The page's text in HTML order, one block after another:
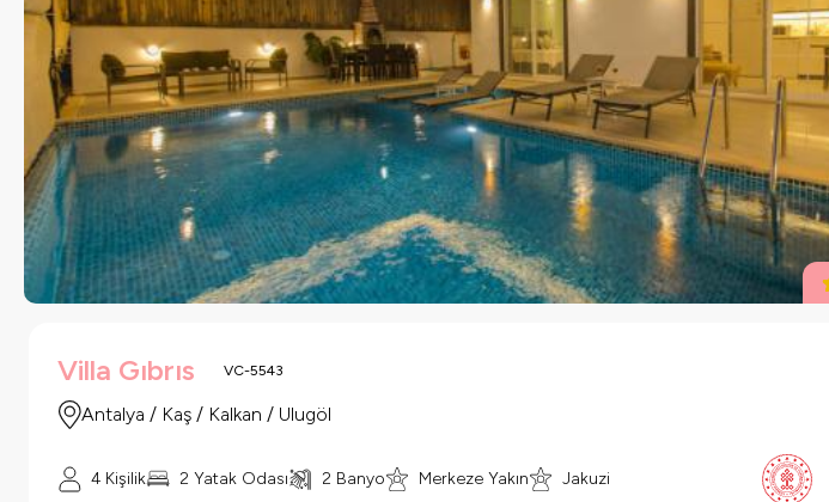
Villa Gıbrıs VC-5543
Antalya / Kaş / Kalkan / Ulugöl
4 Kişilik 2 Yatak Odası 2 Banyo Merkeze Yakın Jakuzi